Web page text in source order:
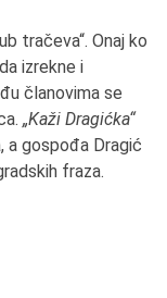
tračeva“. Onaj ko
izrekne i
članovima se
„Kaži Dragićka“
a gospođa Dragić
fraza.